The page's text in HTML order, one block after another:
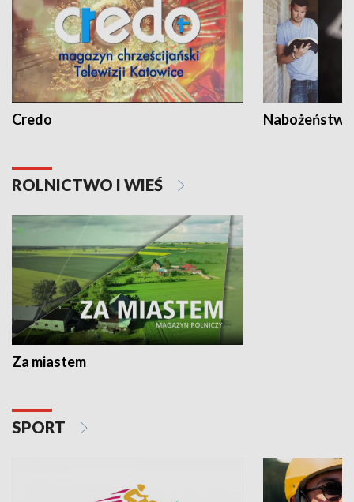
Credo
ROLNICTWO I WIEŚ
Za miastem
SPORT